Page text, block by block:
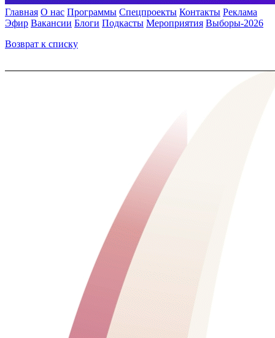
Главная О нас Программы Спецпроекты Контакты Реклама
Эфир Вакансии Блоги Подкасты Мероприятия Выборы-2026
Возврат к списку